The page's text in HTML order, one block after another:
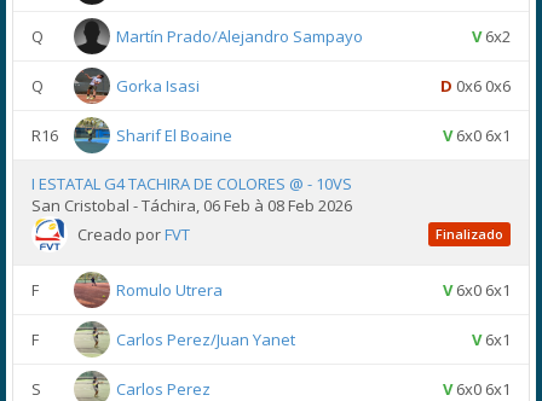
Q Martín Prado/Alejandro Sampayo V6x2
Q Gorka Isasi D 0x6 0x6
R16 Sharif El Boaine V6x0 6x1
I ESTATAL G4 TACHIRA DE COLORES @ - 10VS
San Cristobal - Táchira, 06 Feb à 08 Feb 2026
Creado porFVT Finalizado
F Romulo Utrera V6x0 6x1
F Carlos Perez/Juan Yanet V6x1
S Carlos Perez V6x0 6x1